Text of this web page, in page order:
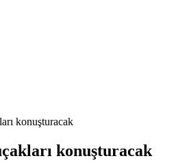
konuşturacak
konuşturacak